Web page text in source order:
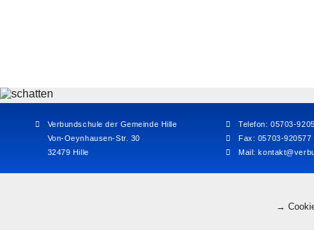
Verbundschule der Gemeinde Hille
Von-Oeynhausen-Str. 30
32479 Hille
Telefon: 05703-
Fax: 05703-920577
Mail:
→